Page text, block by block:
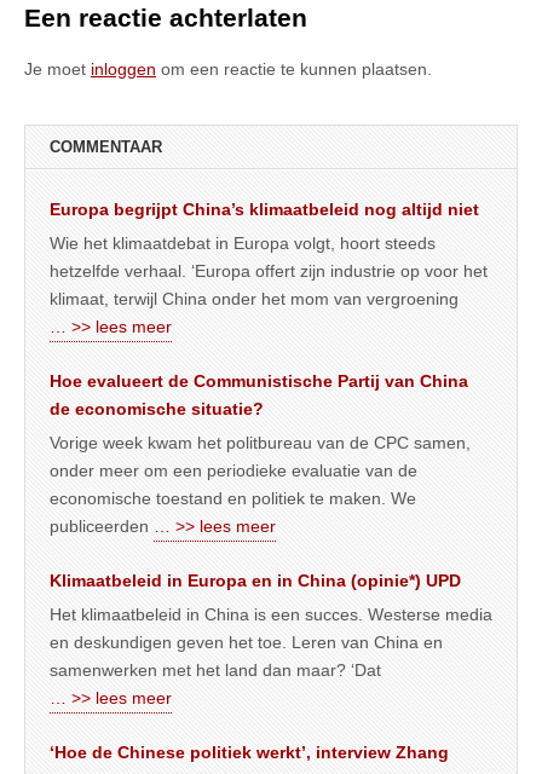
Een reactie achterlaten
Je moet inloggen om een reactie te kunnen plaatsen.
COMMENTAAR
Europa begrijpt China’s klimaatbeleid nog altijd niet
Wie het klimaatdebat in Europa volgt, hoort steeds
hetzelfde verhaal. ‘Europa offert zijn industrie op voor het
klimaat, terwijl China onder het mom van vergroening
… >> lees meer
Hoe evalueert de Communistische Partij van China
de economische situatie?
Vorige week kwam het politbureau van de CPC samen,
onder meer om een periodieke evaluatie van de
economische toestand en politiek te maken. We
publiceerden … >> lees meer
Klimaatbeleid in Europa en in China (opinie*) UPD
Het klimaatbeleid in China is een succes. Westerse media
en deskundigen geven het toe. Leren van China en
samenwerken met het land dan maar? ‘Dat
… >> lees meer
‘Hoe de Chinese politiek werkt’, interview Zhang